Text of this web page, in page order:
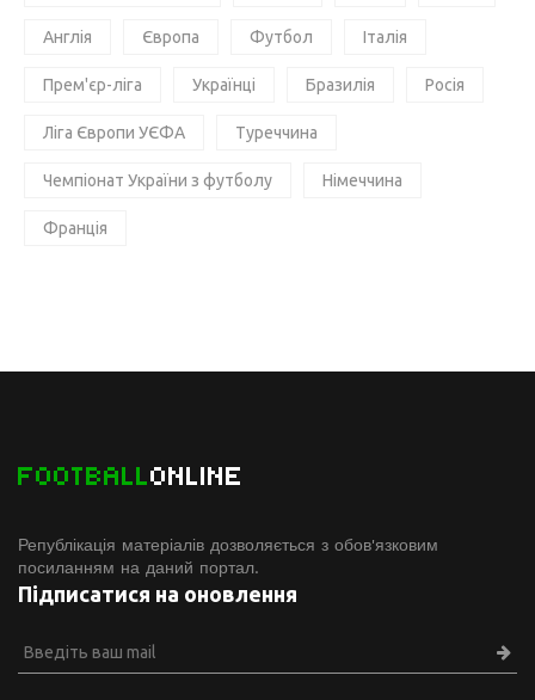
Англія Європа Футбол Італія
Прем'єр-ліга Українці Бразилія Росія
Ліга Європи УЄФА Туреччина
Чемпіонат України з футболу Німеччина
Франція
FOOTBALLONLINE
Републікація матеріалів дозволяється з обов'язковим
посиланням на даний портал.
Підписатися на оновлення